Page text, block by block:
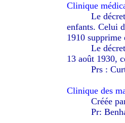
Clinique
Le
enfants. Celui
1910
Le
13 août 1930,
Prs :
Clinique des
Créée
Pr: